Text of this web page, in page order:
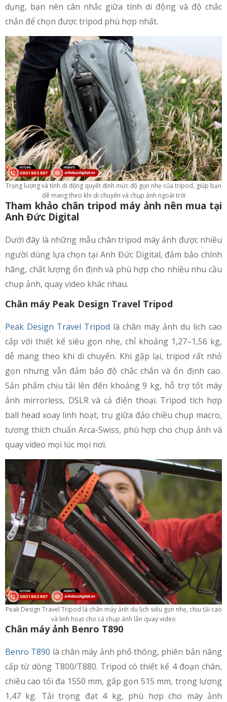
dụng, bạn nên cân nhắc giữa tính di động và độ chắc
chắn để chọn được tripod phù hợp nhất.
Trọng lượng và tính di động quyết định mức độ gọn nhẹ của tripod, giúp bạn
dễ mang theo khi di chuyển và chụp ảnh ngoài trời
Tham khảo chân tripod máy ảnh nên mua tại
Anh Đức Digital
Dưới đây là những mẫu chân tripod máy ảnh được nhiều
người dùng lựa chọn tại Anh Đức Digital, đảm bảo chính
hãng, chất lượng ổn định và phù hợp cho nhiều nhu cầu
chụp ảnh, quay video khác nhau.
Chân máy Peak Design Travel Tripod
Peak Design Travel Tripod là chân máy ảnh du lịch cao
cấp với thiết kế siêu gọn nhẹ, chỉ khoảng 1,27–1,56 kg,
dễ mang theo khi di chuyển. Khi gập lại, tripod rất nhỏ
gọn nhưng vẫn đảm bảo độ chắc chắn và ổn định cao.
Sản phẩm chịu tải lên đến khoảng 9 kg, hỗ trợ tốt máy
ảnh mirrorless, DSLR và cả điện thoại. Tripod tích hợp
ball head xoay linh hoạt, trụ giữa đảo chiều chụp macro,
tương thích chuẩn Arca-Swiss, phù hợp cho chụp ảnh và
quay video mọi lúc mọi nơi.
Peak Design Travel Tripod là chân máy ảnh du lịch siêu gọn nhẹ, chịu tải cao
và linh hoạt cho cả chụp ảnh lẫn quay video
Chân máy ảnh Benro T890
Benro T890 là chân máy ảnh phổ thông, phiên bản nâng
cấp từ dòng T800/T880. Tripod có thiết kế 4 đoạn chân,
chiều cao tối đa 1550 mm, gấp gọn 515 mm, trọng lượng
1,47 kg. Tải trọng đạt 4 kg, phù hợp cho máy ảnh